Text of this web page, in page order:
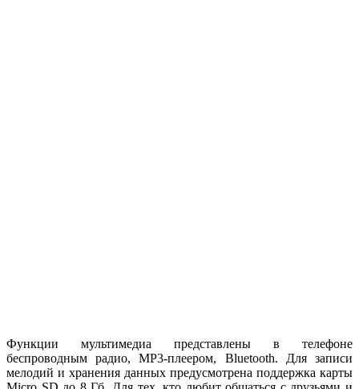
Функции мультимедиа представлены в телефоне
беспроводным радио, MP3-плеером, Bluetooth. Для записи
мелодий и хранения данных предусмотрена поддержка карты